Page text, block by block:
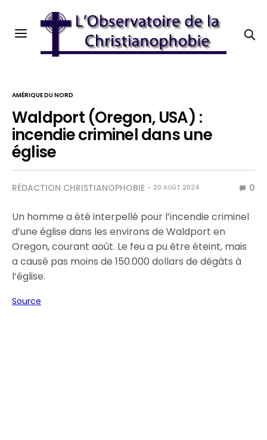
AMÉRIQUE DU NORD
Waldport (Oregon, USA) :
incendie criminel dans une
église
RÉDACTION CHRISTIANOPHOBIE 20 AOÛT 2024 0
Un homme a été interpellé pour l’incendie criminel
d’une église dans les environs de Waldport en
Oregon, courant août. Le feu a pu être éteint, mais
a causé pas moins de 150.000 dollars de dégâts à
l’église.
Source